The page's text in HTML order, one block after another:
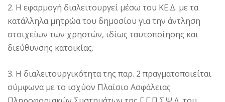
2. Η εφαρμογή διαλειτουργεί μέσω του ΚΕ.Δ. με τα
κατάλληλα μητρώα του δημοσίου για την άντληση
στοιχείων των χρηστών, ιδίως ταυτοποίησης και
διεύθυνσης κατοικίας.
3. Η διαλειτουργικότητα της παρ. 2 πραγματοποιείται
σύμφωνα με το ισχύον Πλαίσιο Ασφάλειας